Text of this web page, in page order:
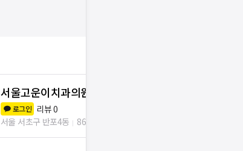
서울고운이치과의원
로그인 리뷰0
서울 서초구 반포4동
86m